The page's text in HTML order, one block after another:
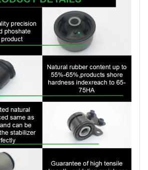
1-5 giorni per gli articoli
in magazzino, 30-45
giorni per l'ordine di
KOROP